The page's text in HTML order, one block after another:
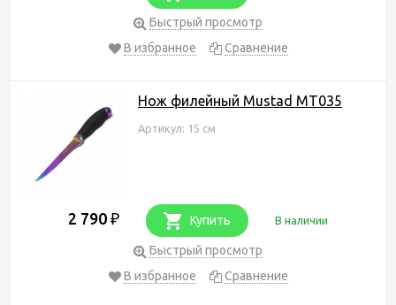
Быстрый просмотр
В избранное
Сравнение
Нож филейный Mustad MT035
Артикул: 15 см
2 790 ₽ Купить В наличии
Быстрый просмотр
В избранное
Сравнение